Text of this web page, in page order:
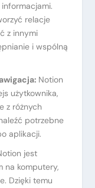
relacje
z innymi
i wspólną
Notion
użytkownika,
z różnych
potrzebne
aplikacji.
jest
na komputery,
Dzięki temu